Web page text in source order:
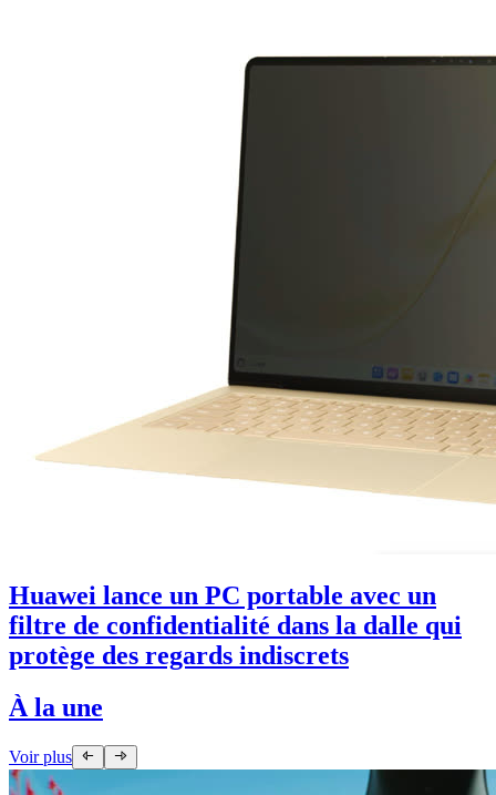
Huawei lance un PC portable avec un
filtre de confidentialité dans la dalle qui
protège des regards indiscrets
À la une
Voir plus